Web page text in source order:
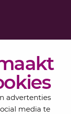
advertenties
media te